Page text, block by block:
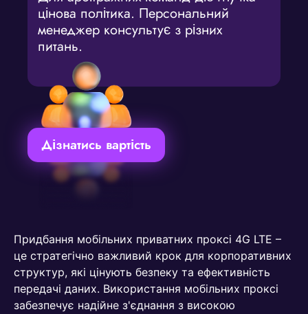
цінова політика. Персональний
менеджер консультує з різних
питань.
Дізнатись вартість
Придбання мобільних приватних проксі 4G LTE –
це стратегічно важливий крок для корпоративних
структур, які цінують безпеку та ефективність
передачі даних. Використання мобільних проксі
забезпечує надійне з'єднання з високою